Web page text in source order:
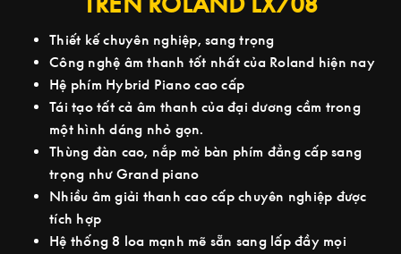
Thiết kế chuyên nghiệp, sang trọng
Công nghệ âm thanh tốt nhất của Roland hiện nay
Hệ phím Hybrid Piano cao cấp
Tái tạo tất cả âm thanh của đại dương cầm trong
một hình dáng nhỏ gọn.
Thùng đàn cao, nắp mở bàn phím đẳng cấp sang
trọng như Grand piano
Nhiều âm giải thanh cao cấp chuyên nghiệp được
tích hợp
Hệ thống 8 loa mạnh mẽ sẵn sang lấp đầy mọi